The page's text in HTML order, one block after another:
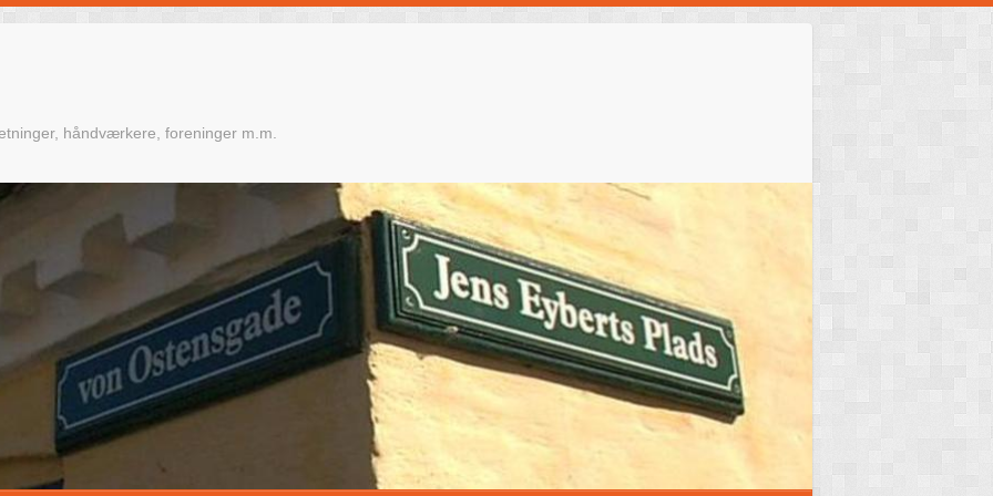
håndværkere, foreninger m.m.